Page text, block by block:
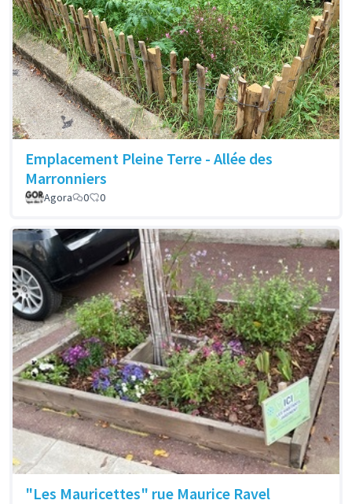
Emplacement Pleine Terre - Allée des
Marronniers
Agora 0 0
"Les Mauricettes" rue Maurice Ravel